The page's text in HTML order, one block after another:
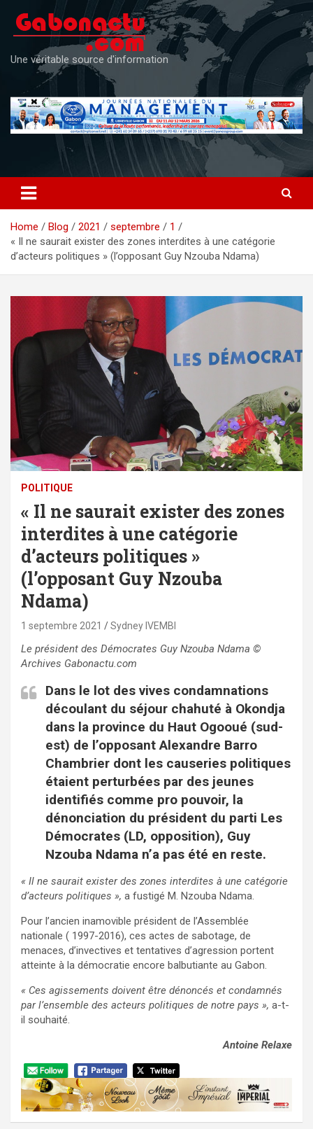
content
Une véritable source d'information
Home Blog 2021 septembre
1
« Il ne saurait exister des zones interdites à une catégorie
d’acteurs politiques » (l’opposant Guy Nzouba Ndama)
POLITIQUE
« Il ne saurait exister des zones
interdites à une catégorie
d’acteurs politiques »
(l’opposant Guy Nzouba
Ndama)
1 septembre 2021 Sydney IVEMBI
Le président des Démocrates Guy Nzouba Ndama ©
Archives Gabonactu.com
Dans le lot des vives condamnations
découlant du séjour chahuté à Okondja
dans la province du Haut Ogooué (sud-
est) de l’opposant Alexandre Barro
Chambrier dont les causeries politiques
étaient perturbées par des jeunes
identifiés comme pro pouvoir, la
dénonciation du président du parti Les
Démocrates (LD, opposition), Guy
Nzouba Ndama n’a pas été en reste.
« Il ne saurait exister des zones interdites à une catégorie
d’acteurs politiques », a fustigé M. Nzouba Ndama.
Pour l’ancien inamovible président de l’Assemblée
nationale ( 1997-2016), ces actes de sabotage, de
menaces, d’invectives et tentatives d’agression portent
atteinte à la démocratie encore balbutiante au Gabon.
« Ces agissements doivent être dénoncés et condamnés
par l’ensemble des acteurs politiques de notre pays », a-t-
il souhaité.
Antoine Relaxe